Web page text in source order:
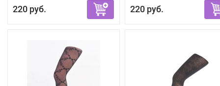
220 руб. 220 руб.